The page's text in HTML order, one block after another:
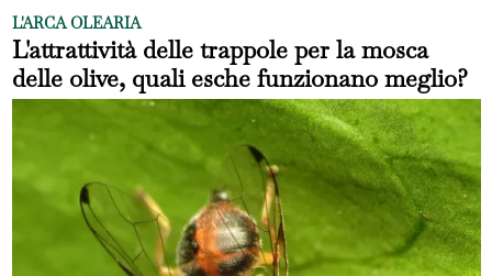
L'ARCA OLEARIA
L'attrattività delle trappole per la mosca
delle olive, quali esche funzionano meglio?